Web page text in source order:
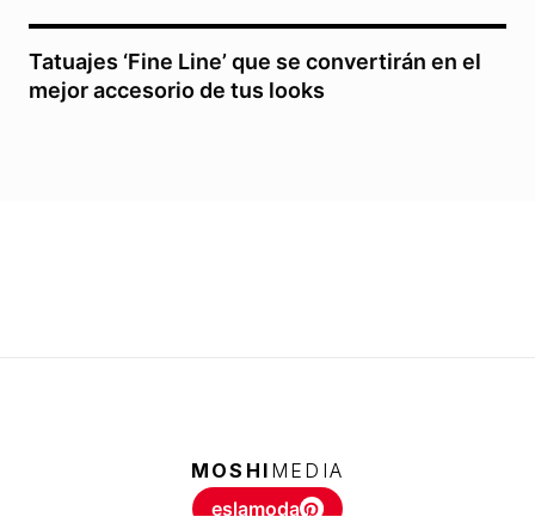
Tatuajes ‘Fine Line’ que se convertirán en el
mejor accesorio de tus looks
MOSHI MEDIA
eslamoda